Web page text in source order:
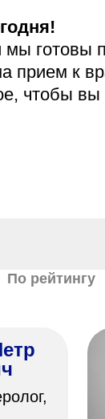
готовы
прием к
чтобы
По рейтингу